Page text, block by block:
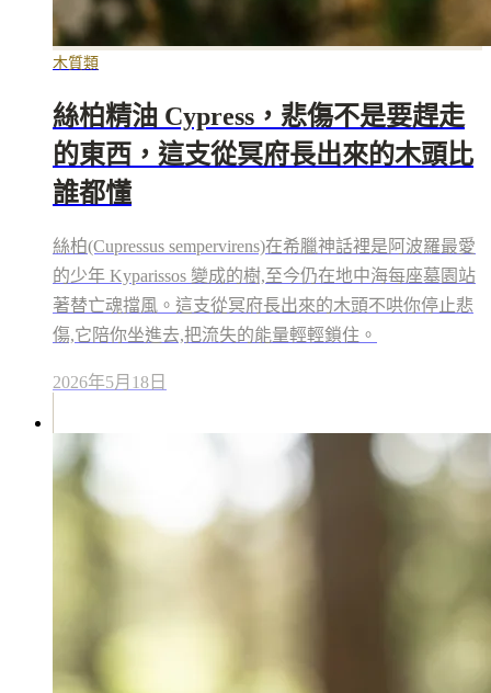
木質類
絲柏精油 Cypress，悲傷不是要趕走
的東西，這支從冥府長出來的木頭比
誰都懂
絲柏(Cupressus sempervirens)在希臘神話裡是阿波羅最愛
的少年 Kyparissos 變成的樹,至今仍在地中海每座墓園站
著替亡魂擋風。這支從冥府長出來的木頭不哄你停止悲
傷,它陪你坐進去,把流失的能量輕輕鎖住。
2026年5月18日